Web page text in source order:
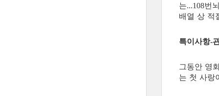
는...108번
배열 상 적
특이사항-
그동안 영
는 첫 사랑